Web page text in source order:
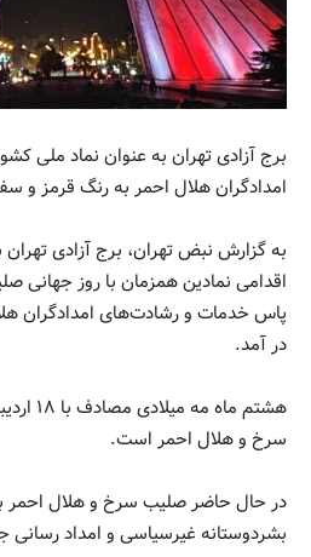
برج آزادی تهران به عنوان نماد ملی
امدادگران هلال احمر به رنگ قرمز و
به گزارش نبض تهران، برج آزادی
اقدامی نمادین همزمان با روز جهانی
پاس خدمات و رشادت‌های امدادگران
در آمد.
هشتم
سرخ و هلال احمر است.
در حال حاضر صلیب سرخ و هلال احمر
بشردوستانه غیرسیاسی و امداد